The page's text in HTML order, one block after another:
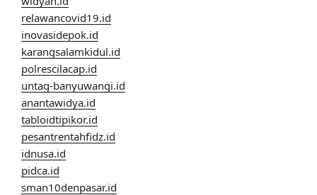
relawancovid19.id
inovasidepok.id
karangsalamkidul.id
polrescilacap.id
untag-banyuwangi.id
anantawidya.id
tabloidtipikor.id
pesantrentahfidz.id
idnusa.id
pidca.id
sman10denpasar.id